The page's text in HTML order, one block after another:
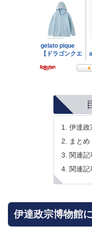
伊達政
まとめ
関連記
関連記
伊達政宗博物館